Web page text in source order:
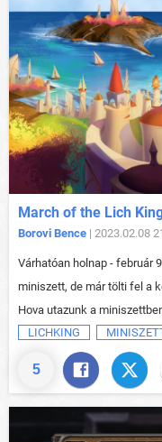
5
March of the Lich
Borovi Bence | 2023.02.08
Várhatóan holnap - február
miniszett, de már tölti fel a
Hova utazunk a
LICHKING